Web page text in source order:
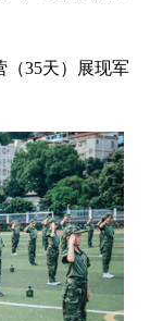
（35天）展现军